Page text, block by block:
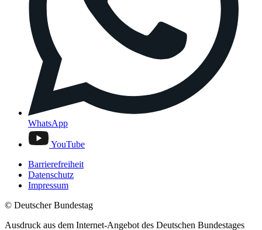
WhatsApp
YouTube
Barrierefreiheit
Datenschutz
Impressum
© Deutscher Bundestag
Ausdruck aus dem Internet-Angebot des Deutschen Bundestages